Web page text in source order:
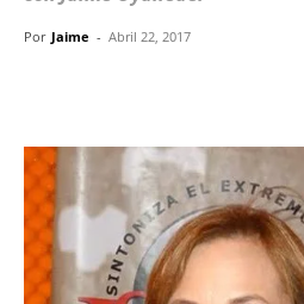
Por Jaime - Abril 22, 2017